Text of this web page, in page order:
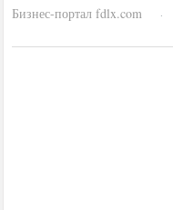
Бизнес-портал fdlx.com
·